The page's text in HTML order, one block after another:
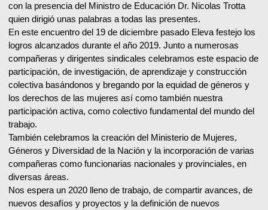
con la presencia del Ministro de Educación Dr. Nicolas Trotta
quien dirigió unas palabras a todas las presentes.
En este encuentro del 19 de diciembre pasado Eleva festejo los
logros alcanzados durante el año 2019. Junto a numerosas
compañeras y dirigentes sindicales celebramos este espacio de
participación, de investigación, de aprendizaje y construcción
colectiva basándonos y bregando por la equidad de géneros y
los derechos de las mujeres así como también nuestra
participación activa, como colectivo fundamental del mundo del
trabajo.
También celebramos la creación del Ministerio de Mujeres,
Géneros y Diversidad de la Nación y la incorporación de varias
compañeras como funcionarias nacionales y provinciales, en
diversas áreas.
Nos espera un 2020 lleno de trabajo, de compartir avances, de
nuevos desafíos y proyectos y la definición de nuevos